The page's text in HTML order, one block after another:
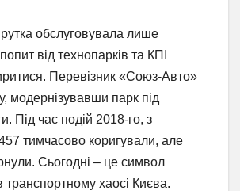
обслуговувала лише
від технопарків та КПІ
Перевізник «Союз-Авто»
модернізувавши парк під
Під час подій 2018-го, з
тимчасово коригували, але
Сьогодні – це символ
транспортному хаосі Києва.